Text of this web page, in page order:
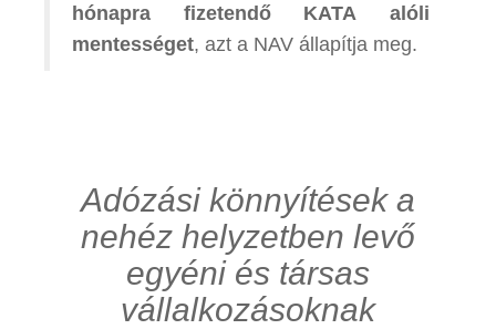
hónapra fizetendő KATA alóli
mentességet, azt a NAV állapítja meg.
Adózási könnyítések a
nehéz helyzetben levő
egyéni és társas
vállalkozásoknak